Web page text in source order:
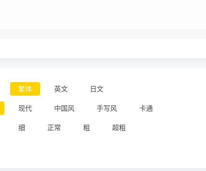
繁体 英文 日文
现代 中国风 手写风 卡通
细 正常 粗 超粗